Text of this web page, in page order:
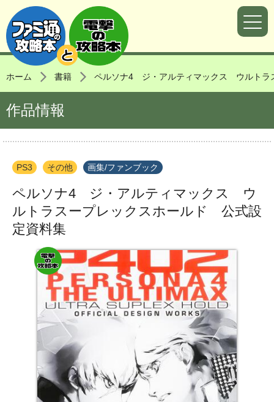
ホーム 書籍 ペルソナ4 ジ・アルティマックス ウルトラ
作品情報
PS3 その他 画集/ファンブック
ペルソナ4 ジ・アルティマックス ウ
ルトラスープレックスホールド 公式設
定資料集